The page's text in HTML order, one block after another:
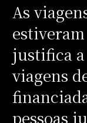
As
justifica
viagens
pessoas